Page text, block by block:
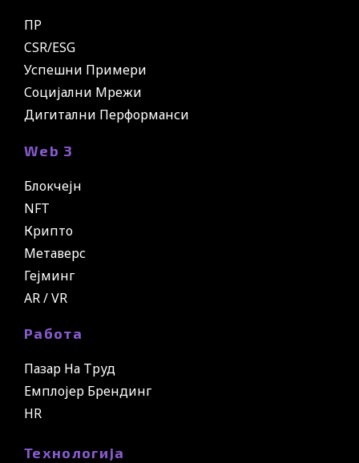
ПР
CSR/ESG
Успешни Примери
Социјални Мрежи
Дигитални Перформанси
Web 3
Блокчејн
NFT
Крипто
Метаверс
Гејминг
AR / VR
Работа
Пазар На Труд
Емплојер Брендинг
HR
Технологија